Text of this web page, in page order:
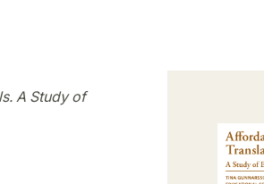
A Study of